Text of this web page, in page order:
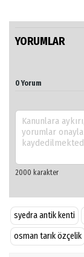
YORUMLAR
0 Yorum
syedra antik kenti
osman tarık özçelik